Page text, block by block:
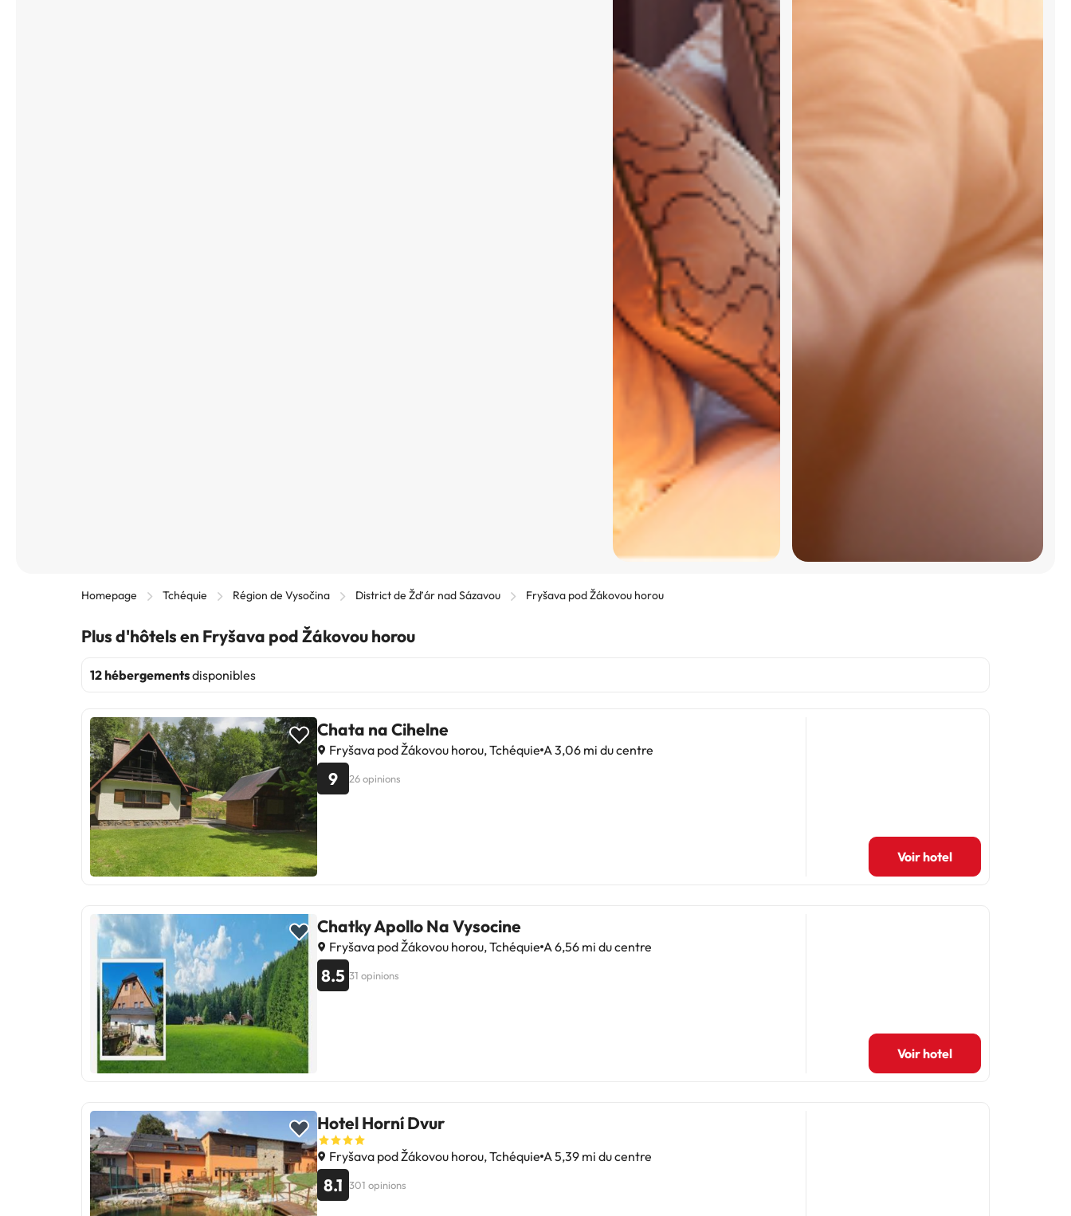
Homepage Tchéquie Région de Vysočina District de Žďár nad Sázavou Fryšava pod Žákovou horou
Plus d'hôtels en Fryšava pod Žákovou horou
12 hébergementsdisponibles
Chata na Cihelne
Fryšava pod Žákovou horou, Tchéquie A 3,06 mi du centre
9 26 opinions
Voir hotel
Chatky Apollo Na Vysocine
Fryšava pod Žákovou horou, Tchéquie A 6,56 mi du centre
8.5 31 opinions
Voir hotel
Hotel Horní Dvur
Fryšava pod Žákovou horou, Tchéquie A 5,39 mi du centre
8.1 301 opinions